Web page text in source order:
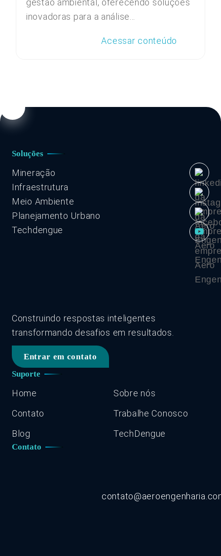
gestão ambiental, oferecendo soluções
inovadoras para a análise...
Acessar conteúdo
Construindo respostas inteligentes
transformando desafios em resultados.
Entrar em contato
Suporte
Home
Sobre nós
Contato
Trabalhe Conosco
Blog
TechDengue
Contato
Soluções
Mineração
Infraestrutura
Meio Ambiente
Planejamento Urbano
Techdengue